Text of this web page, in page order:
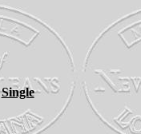
Single